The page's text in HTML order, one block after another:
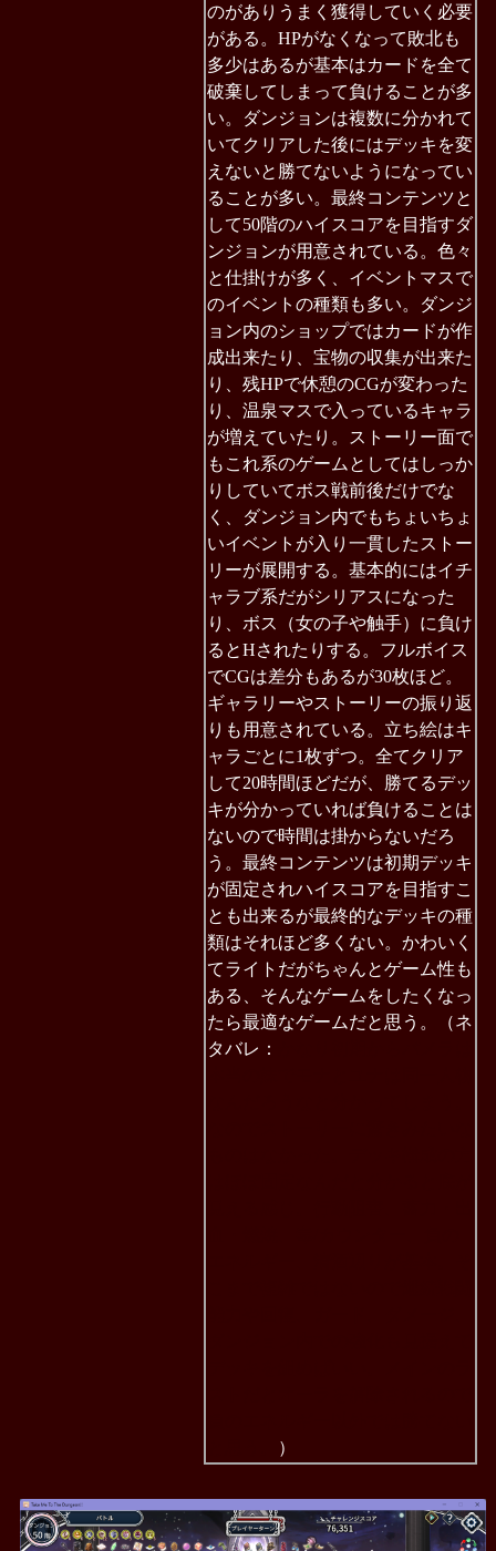
のがありうまく獲得していく必要
がある。HPがなくなって敗北も
多少はあるが基本はカードを全て
破棄してしまって負けることが多
い。ダンジョンは複数に分かれて
いてクリアした後にはデッキを変
えないと勝てないようになってい
ることが多い。最終コンテンツと
して50階のハイスコアを目指すダ
ンジョンが用意されている。色々
と仕掛けが多く、イベントマスで
のイベントの種類も多い。ダンジ
ョン内のショップではカードが作
成出来たり、宝物の収集が出来た
り、残HPで休憩のCGが変わった
り、温泉マスで入っているキャラ
が増えていたり。ストーリー面で
もこれ系のゲームとしてはしっか
りしていてボス戦前後だけでな
く、ダンジョン内でもちょいちょ
いイベントが入り一貫したストー
リーが展開する。基本的にはイチ
ャラブ系だがシリアスになった
り、ボス（女の子や触手）に負け
るとHされたりする。フルボイス
でCGは差分もあるが30枚ほど。
ギャラリーやストーリーの振り返
りも用意されている。立ち絵はキ
ャラごとに1枚ずつ。全てクリア
して20時間ほどだが、勝てるデッ
キが分かっていれば負けることは
ないので時間は掛からないだろ
う。最終コンテンツは初期デッキ
が固定されハイスコアを目指すこ
とも出来るが最終的なデッキの種
類はそれほど多くない。かわいく
てライトだがちゃんとゲーム性も
ある、そんなゲームをしたくなっ
たら最適なゲームだと思う。（ネ
タバレ：
）